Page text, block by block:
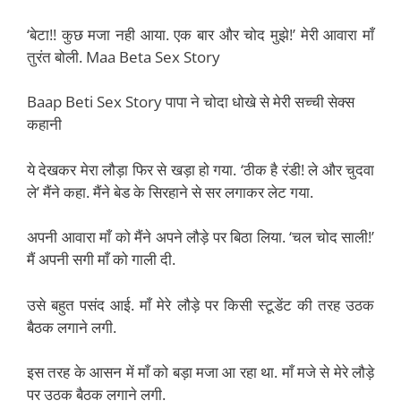
‘बेटा!! कुछ मजा नही आया. एक बार और चोद मुझे!’ मेरी आवारा माँ
तुरंत बोली. Maa Beta Sex Story
Baap Beti Sex Story पापा ने चोदा धोखे से मेरी सच्ची सेक्स
कहानी
ये देखकर मेरा लौड़ा फिर से खड़ा हो गया. ‘ठीक है रंडी! ले और चुदवा
ले’ मैंने कहा. मैंने बेड के सिरहाने से सर लगाकर लेट गया.
अपनी आवारा माँ को मैंने अपने लौड़े पर बिठा लिया. ‘चल चोद साली!’
मैं अपनी सगी माँ को गाली दी.
उसे बहुत पसंद आई. माँ मेरे लौड़े पर किसी स्टूडेंट की तरह उठक
बैठक लगाने लगी.
इस तरह के आसन में माँ को बड़ा मजा आ रहा था. माँ मजे से मेरे लौड़े
पर उठक बैठक लगाने लगी.